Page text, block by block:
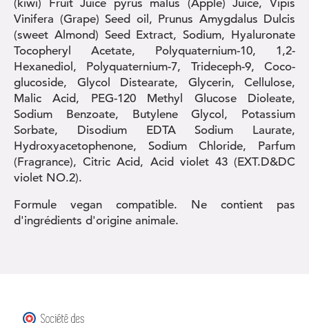
(kiwi) Fruit Juice pyrus malus (Apple) Juice, Vipis
Vinifera (Grape) Seed oil, Prunus Amygdalus Dulcis
(sweet Almond) Seed Extract, Sodium, Hyaluronate
Tocopheryl Acetate, Polyquaternium-10, 1,2-
Hexanediol, Polyquaternium-7, Trideceph-9, Coco-
glucoside, Glycol Distearate, Glycerin, Cellulose,
Malic Acid, PEG-120 Methyl Glucose Dioleate,
Sodium Benzoate, Butylene Glycol, Potassium
Sorbate, Disodium EDTA Sodium Laurate,
Hydroxyacetophenone, Sodium Chloride, Parfum
(Fragrance), Citric Acid, Acid violet 43 (EXT.D&DC
violet NO.2).
Formule vegan compatible. Ne contient pas
d'ingrédients d'origine animale.